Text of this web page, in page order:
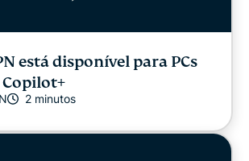
está disponível para PCs
2 minutos